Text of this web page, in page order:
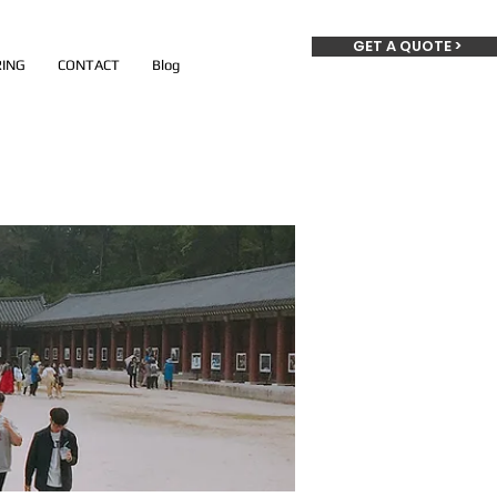
CONTACT Blog
GET A QUOTE >